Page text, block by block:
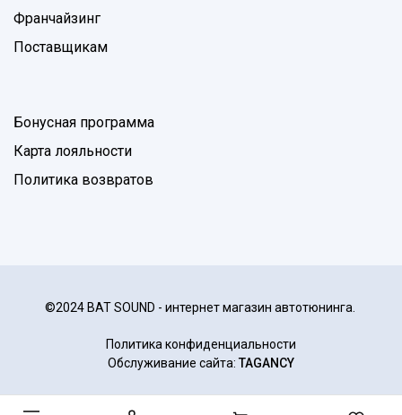
Франчайзинг
Поставщикам
Бонусная программа
Карта лояльности
Политика возвратов
©2024 BAT SOUND - интернет магазин автотюнинга.
Политика конфиденциальности
Обслуживание сайта: TAGANCY